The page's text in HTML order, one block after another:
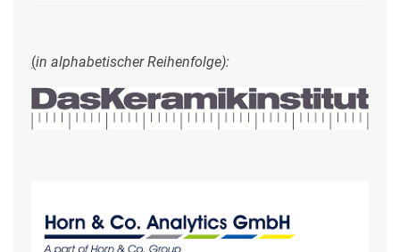
(in alphabetischer Reihenfolge):